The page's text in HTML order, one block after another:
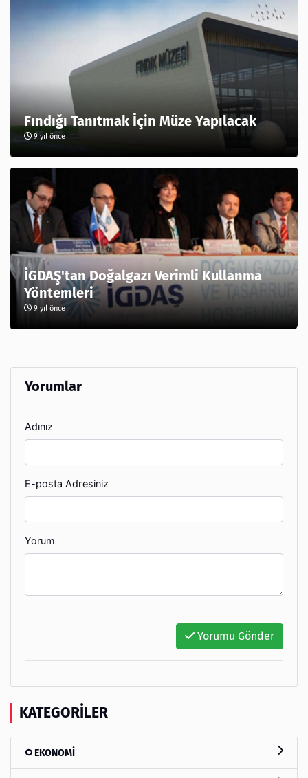
Fındığı Tanıtmak İçin Müze Yapılacak
9 yıl önce
İGDAŞ'tan Doğalgazı Verimli Kullanma
Yöntemleri
9 yıl önce
Yorumlar
Adınız
E-posta Adresiniz
Yorum
Yorumu Gönder
KATEGORILER
EKONOMİ